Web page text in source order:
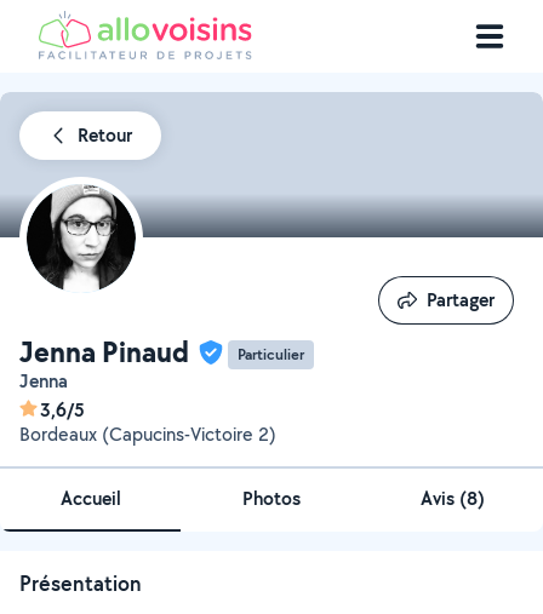
Retour
Jenna Pinaud Particulier
Jenna
3,6/5
Bordeaux (Capucins-Victoire 2)
Partager
Partager
Accueil Photos Avis (8)
Présentation